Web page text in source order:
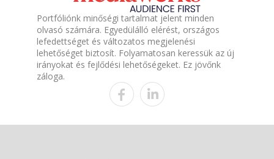
Portfóliónk minőségi tartalmat jelent minden
olvasó számára. Egyedülálló elérést, országos
lefedettséget és változatos megjelenési
lehetőséget biztosít. Folyamatosan keressük az új
irányokat és fejlődési lehetőségeket. Ez jövőnk
záloga.